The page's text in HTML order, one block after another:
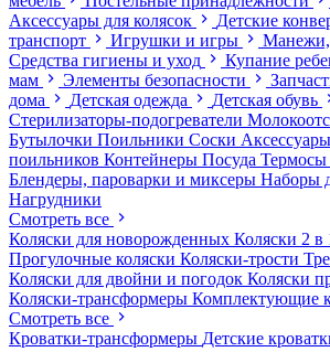
Аксессуары для колясок
Детские
транспорт
Игрушки и игры
Манежи,
Средства гигиены и уход
Купание
мам
Элементы безопасности
дома
Детская одежда
Детская обувь
Стерилизаторы-подогреватели
Бутылочки Поильники Соски
поильников Контейнеры Посуда Термосы
Блендеры, пароварки и миксеры Наборы
Нагрудники
Смотреть все
Коляски для новорожденных Коляски 2 в
Прогулочные коляски Коляски-трости
Коляски для двойни и погодок Коляски
Коляски-трансформеры Комплектующие
Смотреть все
Кроватки-трансформеры Детские